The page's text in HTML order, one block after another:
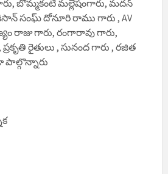
బొమ్మకంటి మల్లేషంగారు, మదన్
సంఘ్ దోనూరి రాము గారు , AV
రాజు గారు, రంగారావు గారు,
రైతులు , సునంద గారు , రజిత
పాల్గొన్నారు